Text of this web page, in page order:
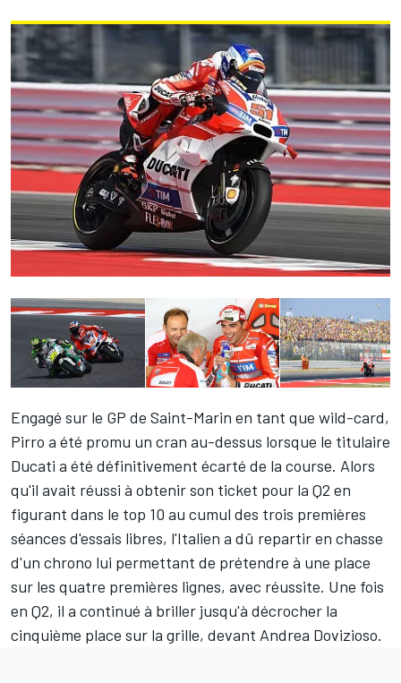
Engagé sur le GP de Saint-Marin en tant que wild-card,
Pirro a été promu un cran au-dessus lorsque le titulaire
Ducati a été définitivement écarté de la course. Alors
qu'il avait réussi à obtenir son ticket pour la Q2 en
figurant dans le top 10 au cumul des trois premières
séances d'essais libres, l'Italien a dû repartir en chasse
d'un chrono lui permettant de prétendre à une place
sur les quatre premières lignes, avec réussite. Une fois
en Q2, il a continué à briller jusqu'à décrocher la
cinquième place sur la grille, devant Andrea Dovizioso.